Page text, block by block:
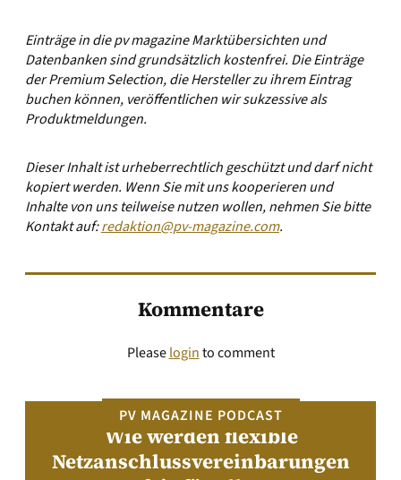
Einträge in die pv magazine Marktübersichten und
Datenbanken sind grundsätzlich kostenfrei. Die Einträge
der Premium Selection, die Hersteller zu ihrem Eintrag
buchen können, veröffentlichen wir sukzessive als
Produktmeldungen.
Dieser Inhalt ist urheberrechtlich geschützt und darf nicht
kopiert werden. Wenn Sie mit uns kooperieren und
Inhalte von uns teilweise nutzen wollen, nehmen Sie bitte
Kontakt auf:redaktion@pv-magazine.com.
Kommentare
Pleaseloginto comment
PV MAGAZINE PODCAST
Wie werden flexible
Netzanschlussvereinbarungen